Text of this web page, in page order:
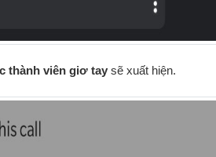
thành viên giơ taysẽ xuất hiện.